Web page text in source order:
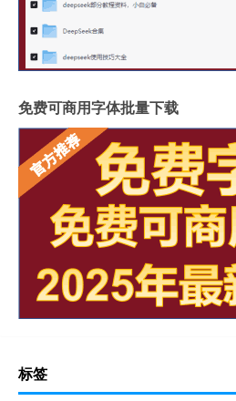
免费可商用字体批量下载
标签